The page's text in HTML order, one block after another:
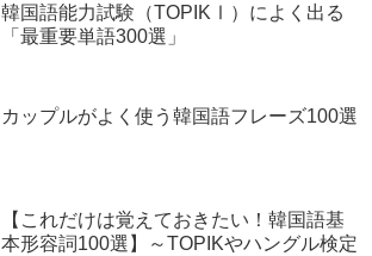
韓国語能力試験（TOPIKⅠ）によく出る
「最重要単語300選」
カップルがよく使う韓国語フレーズ100選
【これだけは覚えておきたい！韓国語基
本形容詞100選】～TOPIKやハングル検定